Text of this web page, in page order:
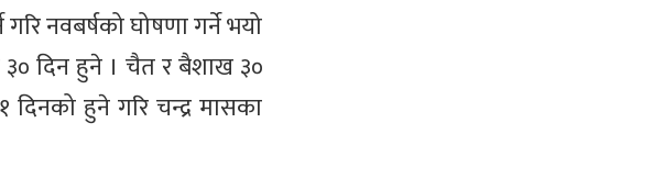
नवबर्षको घोषणा गर्ने भयो
३० दिन हुने । चैत र बैशाख ३०
हुने गरि चन्द्र मासका